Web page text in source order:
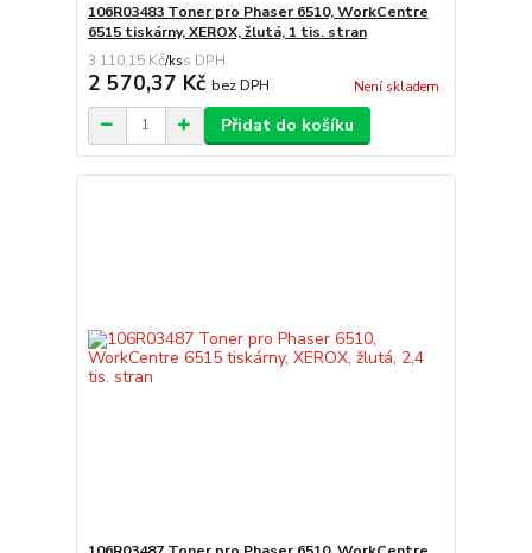
106R03483 Toner pro Phaser 6510, WorkCentre
6515 tiskárny, XEROX, žlutá, 1 tis. stran
3 110,15 Kč/ks
2 570,37 Kč bez DPH Není skladem
Přidat do košíku